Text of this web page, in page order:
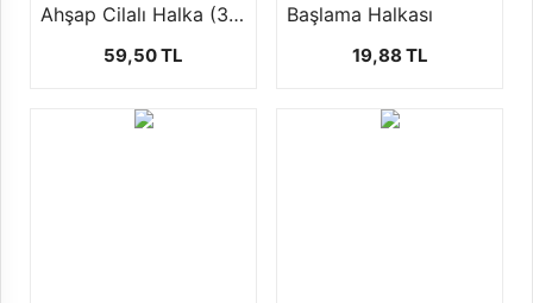
Ahşap Cilalı Halka (3 cm 10 Adet)
59,50 TL
Başlama Halkası
19,88 TL